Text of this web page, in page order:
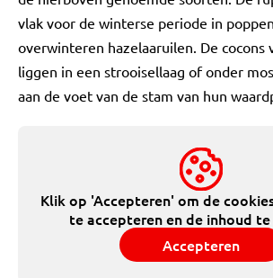
vlak voor de winterse periode in
overwinteren hazelaaruilen. De cocons
liggen in een strooisellaag of onder
aan de voet van de stam van hun
Klik op 'Accepteren' om de
te accepteren en de inhoud
Accepteren